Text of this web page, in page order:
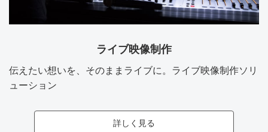
ライブ映像制作
伝えたい想いを、そのままライブに。ライブ映像制作ソリ
ューション
詳しく見る